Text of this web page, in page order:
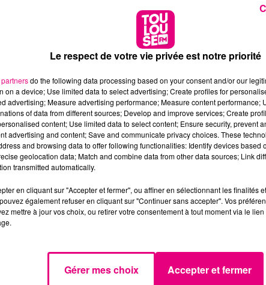
Le respect de votre vie privée est notre priorité
do the following data processing based on your consent and/or our
on a device; Use limited data to select advertising; Create profiles for
advertising; Measure advertising performance; Measure content performance;
of data from different sources; Develop and improve services; Create
content; Use limited data to select content; Ensure security, prevent
advertising and content; Save and communicate privacy choices. These
and browsing data to offer following functionalities: Identify devices based
geolocation data; Match and combine data from other data sources; Link
transmitted automatically.
en cliquant sur "Accepter et fermer", ou affiner en sélectionnant les finalités
également refuser en cliquant sur "Continuer sans accepter". Vos
mettre à jour vos choix, ou retirer votre consentement à tout moment via le
Gérer mes choix Accepter et fermer